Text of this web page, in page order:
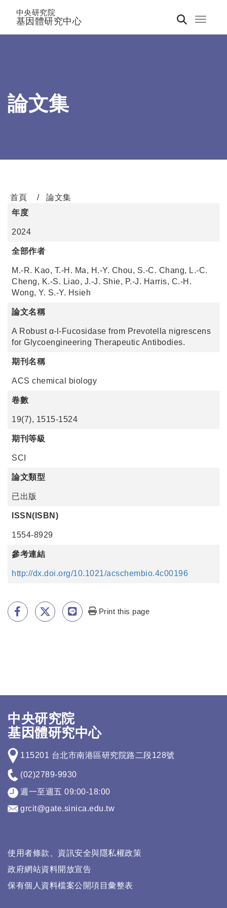
Toggle
中央研究院
基因體研究中心
論文集
首頁
論文集
年度
2024
全部作者
M.-R. Kao, T.-H. Ma, H.-Y. Chou, S.-C. Chang, L.-C.
Cheng, K.-S. Liao, J.-J. Shie, P.-J. Harris, C.-H.
Wong, Y. S.-Y. Hsieh
論文名稱
A Robust α-l-Fucosidase from Prevotella nigrescens
for Glycoengineering Therapeutic Antibodies.
期刊名稱
ACS chemical biology
卷數
19(7), 1515-1524
期刊等級
SCI
論文類型
已出版
ISSN(ISBN)
1554-8929
參考連結
http://dx.doi.org/10.1021/acschembio.4c00196
Print this page
中央研究院
基因體研究中心
115201 台北市南港區研究院路二段128號
(02)2789-9930
週一至週五 09:00-18:00
grcit@gate.sinica.edu.tw
使用者條款、資訊安全與隱私權政策
政府網站資料開放宣告
保有個人資料檔案公開項目彙整表